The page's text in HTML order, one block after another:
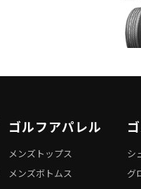
ゴルフアパレル
メンズトップス
メンズボトムス
シ
グ